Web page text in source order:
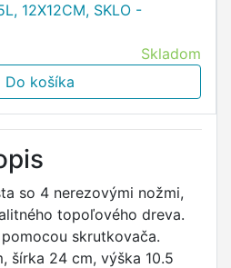
12X12CM, SKLO -
Skladom
košíka
so 4 nerezovými nožmi,
topoľového dreva.
skrutkovača.
šírka 24 cm, výška 10.5